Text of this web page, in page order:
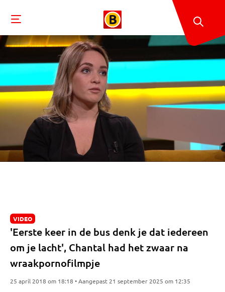
VIDEO
'Eerste keer in de bus denk je dat iedereen
om je lacht', Chantal had het zwaar na
wraakpornofilmpje
25 april 2018 om 18:18 • Aangepast 21 september 2025 om 12:35